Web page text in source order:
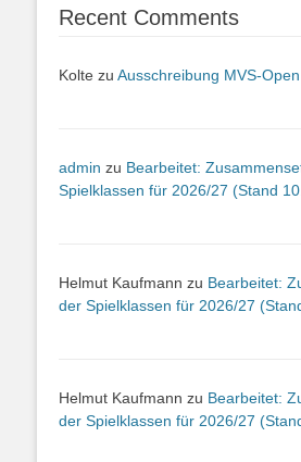
Recent Comments
Kolte zu Ausschreibung MVS-
admin zu Bearbeitet:
Spielklassen für 2026/27 (Stand
Helmut Kaufmann zu Bearbeitet:
der Spielklassen für 2026/27
Helmut Kaufmann zu Bearbeitet:
der Spielklassen für 2026/27